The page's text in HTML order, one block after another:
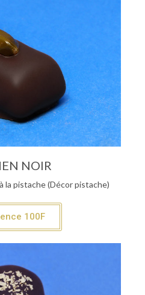
NOIR
la pistache (Décor pistache)
100F